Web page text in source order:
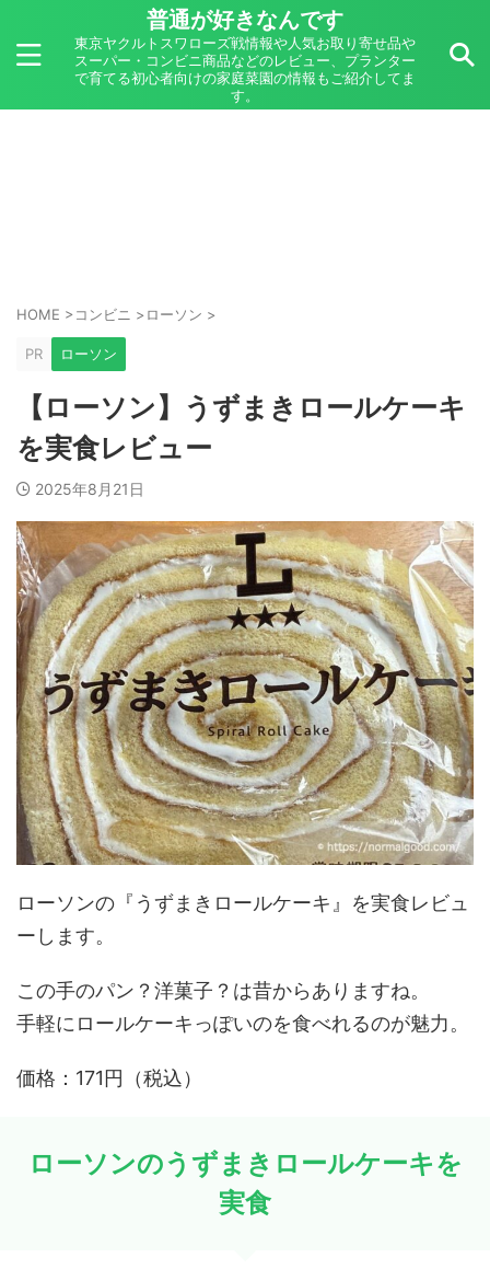
普通が好きなんです
東京ヤクルトスワローズ戦情報や人気お取り寄せ品や
スーパー・コンビニ商品などのレビュー、プランター
で育てる初心者向けの家庭菜園の情報もご紹介してま
す。
HOME >コンビニ >ローソン >
PR ローソン
【ローソン】うずまきロールケーキ
を実食レビュー
2025年8月21日
ローソンの『うずまきロールケーキ』を実食レビュ
ーします。
この手のパン？洋菓子？は昔からありますね。
手軽にロールケーキっぽいのを食べれるのが魅力。
価格：171円（税込）
ローソンのうずまきロールケーキを
実食